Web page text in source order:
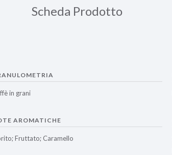
Scheda Prodotto
in grani
AROMATICHE
Fruttato; Caramello